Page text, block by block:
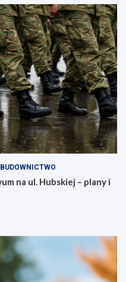
BUDOWNICTWO
na ul. Hubskiej – plany i